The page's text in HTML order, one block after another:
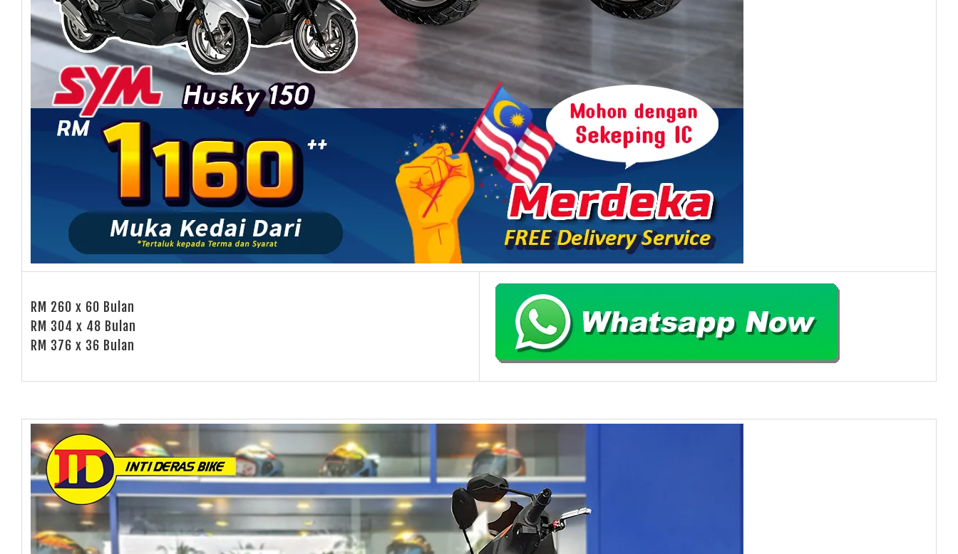
RM 260 x 60 Bulan
RM 304 x 48 Bulan
RM 376 x 36 Bulan